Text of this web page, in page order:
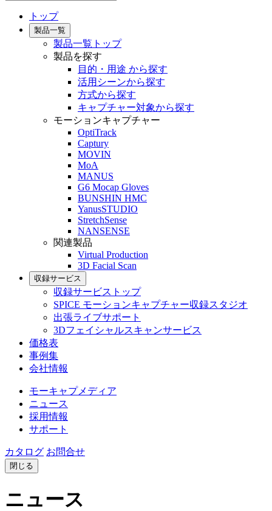
トップ
製品一覧
製品一覧トップ
製品を探す
目的・用途 から探す
活用シーンから探す
方式から探す
キャプチャー対象から探す
モーションキャプチャー
OptiTrack
Captury
MOVIN
MoA
MANUS
G6 Mocap Gloves
BUNSHIN HMC
YanusSTUDIO
StretchSense
NANSENSE
関連製品
Virtual Production
3D Facial Scan
収録サービス
収録サービストップ
SPICE モーションキャプチャー収録スタジオ
出張ライブサポート
3Dフェイシャルスキャンサービス
価格表
事例集
会社情報
モーキャプメディア
ニュース
採用情報
サポート
カタログ お問合せ
閉じる
ニュース